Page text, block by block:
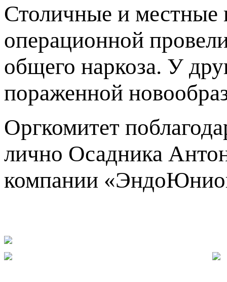
Столичные и местные
операционной
общего наркоза. У
пораженной
Оргкомитет
лично Осадника
компании